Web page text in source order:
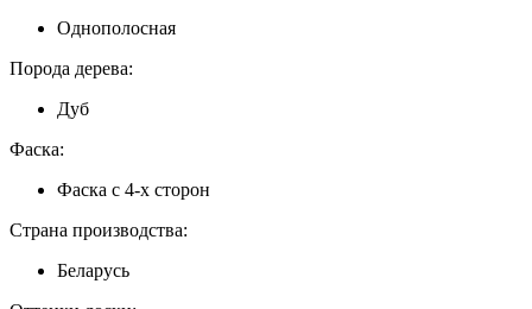
Однополосная
Порода дерева:
Дуб
Фаска:
Фаска с 4-х сторон
Страна производства:
Беларусь